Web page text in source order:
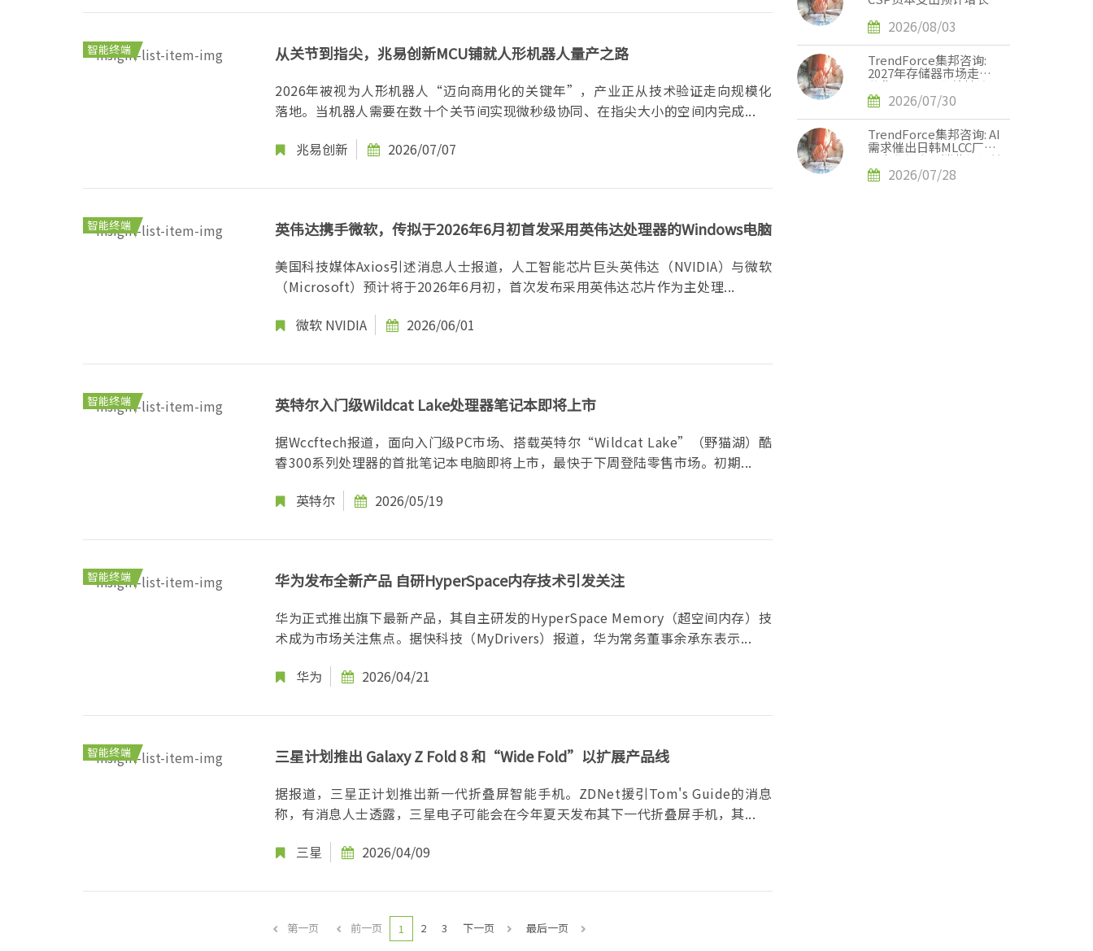
智能终端 从关节到指尖，兆易创新MCU铺就人形机器人量产之路
2026年被视为人形机器人“迈向商用化的关键年”，产业正从技术验证走向规模化
落地。当机器人需要在数十个关节间实现微秒级协同、在指尖大小的空间内完成...
兆易创新
2026/07/07
智能终端 英伟达携手微软，传拟于2026年6月初首发采用英伟达处理器的Windows电脑
美国科技媒体Axios引述消息人士报道，人工智能芯片巨头英伟达（NVIDIA）与微软
（Microsoft）预计将于2026年6月初，首次发布采用英伟达芯片作为主处理...
微软 NVIDIA 2026/06/01
智能终端 英特尔入门级Wildcat Lake处理器笔记本即将上市
据Wccftech报道，面向入门级PC市场、搭载英特尔“Wildcat Lake”（野猫湖）酷
睿300系列处理器的首批笔记本电脑即将上市，最快于下周登陆零售市场。初期...
英特尔
2026/05/19
智能终端 华为发布全新产品 自研HyperSpace内存技术引发关注
华为正式推出旗下最新产品，其自主研发的HyperSpace Memory（超空间内存）技
术成为市场关注焦点。据快科技（MyDrivers）报道，华为常务董事余承东表示...
华为
2026/04/21
智能终端 三星计划推出 Galaxy Z Fold 8 和“Wide Fold”以扩展产品线
据报道，三星正计划推出新一代折叠屏智能手机。ZDNet援引Tom's Guide的消息
称，有消息人士透露，三星电子可能会在今年夏天发布其下一代折叠屏手机，其...
三星
2026/04/09
第一页 前一页 1 2 3 下一页 最后一页
90%，2026年AI服务器
出货量增幅上调至近31%
2026/08/03
TrendForce集邦咨询:
2027年存储器市场走势
分化，DRAM供给持续紧
缺、NAND Flash转趋宽
松
2026/07/30
TrendForce集邦咨询: AI
需求催出日韩MLCC厂单
月出货新高，消费级订单
外溢效应显现
2026/07/28